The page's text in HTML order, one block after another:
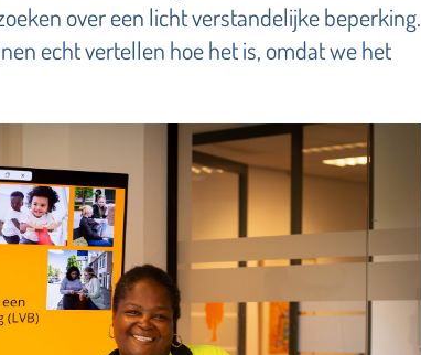
over een licht verstandelijke beperking.
echt vertellen hoe het is, omdat we het